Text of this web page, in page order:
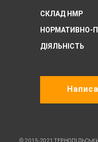
СКЛАД НМР
НОРМАТИВНО-
ДІЯЛЬНІСТЬ
© 2015-2021